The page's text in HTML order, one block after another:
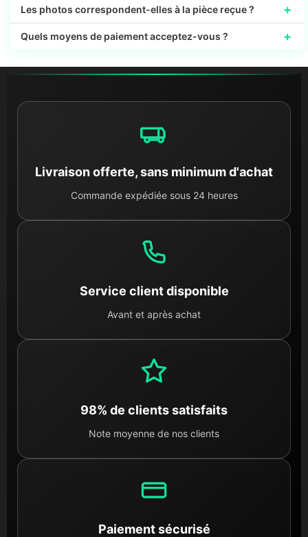
Les photos correspondent-elles à la pièce reçue ? +
Quels moyens de paiement acceptez-vous ? +
Livraison offerte, sans minimum d'achat
Commande expédiée sous 24 heures
Service client disponible
Avant et après achat
98% de clients satisfaits
Note moyenne de nos clients
Paiement sécurisé